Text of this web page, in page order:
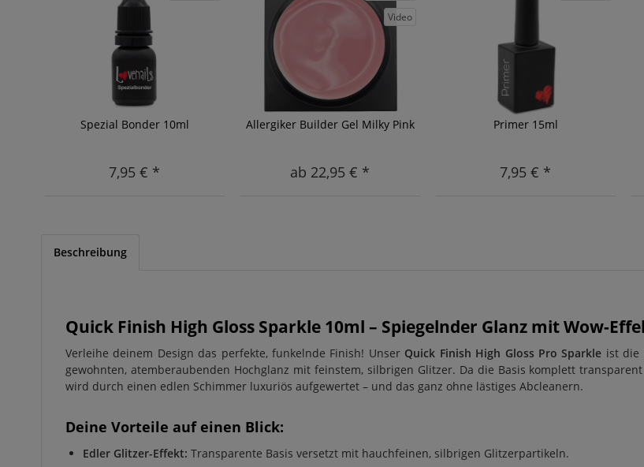
Spezial Bonder 10ml
7,95 € *
Video
Allergiker Builder Gel Milky Pink
ab 22,95 € *
Primer 15ml
7,95 € *
Beschreibung
Quick Finish High Gloss Sparkle 10ml – Spiegelnder Glanz mit Wow-
Verleihe deinem Design das perfekte, funkelnde Finish! Unser Quick Finish High Gloss Pro Sparkle ist die
gewohnten, atemberaubenden Hochglanz mit feinstem, silbrigen Glitzer. Da die Basis komplett
wird durch einen edlen Schimmer luxuriös aufgewertet – und das ganz ohne lästiges Abcleanern.
Deine Vorteile auf einen Blick:
Edler Glitzer-Effekt: Transparente Basis versetzt mit hauchfeinen, silbrigen Glitzerpartikeln.